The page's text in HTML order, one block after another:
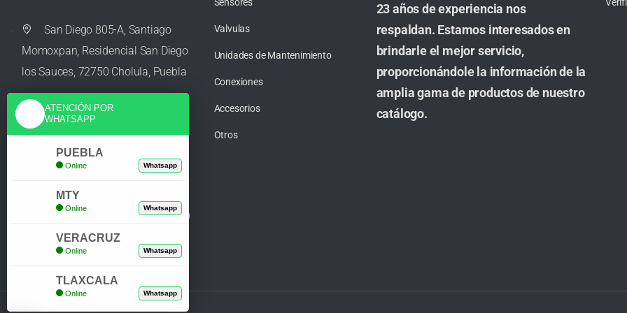
San Diego 805-A, Santiago
Momoxpan, Residencial San Diego
los Sauces, 72750 Cholula, Puebla
ventas@azcontrolpuebla.com
Poniente. 7 469, Centro, 94370
Orizaba, Veracruz
Valvulas
Unidades de Mantenimiento
Conexiones
Accesorios
Otros
23 años de experiencia nos
respaldan. Estamos interesados en
brindarle el mejor servicio,
proporcionándole la información de la
amplia gama de productos de nuestro
catálogo.
ATENCIÓN POR
WHATSAPP
PUEBLA
Online Whatsapp
MTY
Online Whatsapp
VERACRUZ
Online Whatsapp
TLAXCALA
Online Whatsapp